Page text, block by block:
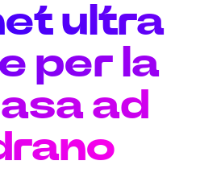
ultra
per la
ad